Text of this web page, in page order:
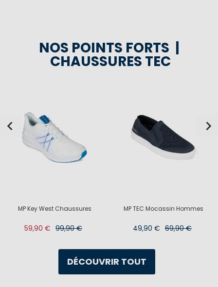
NOS POINTS FORTS |
CHAUSSURES TEC
MP Key West Chaussures
59,90 € 99,90 €
MP TEC Mocassin Hommes
49,90 € 69,90 €
DÉCOUVRIR TOUT